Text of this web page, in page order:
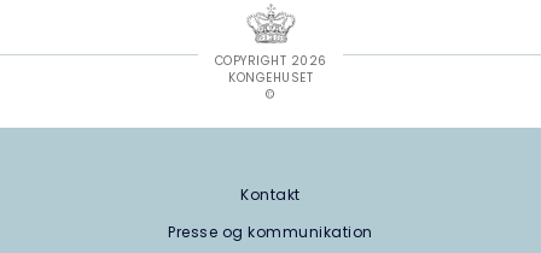
COPYRIGHT 2026
KONGEHUSET
©
Kontakt
Presse og kommunikation